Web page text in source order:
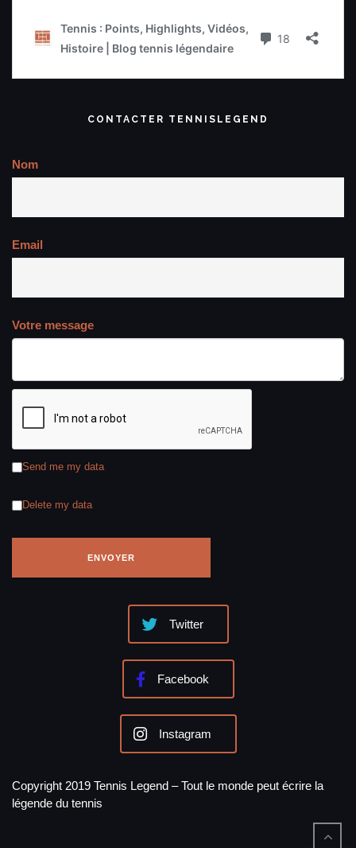
CONTACTER TENNISLEGEND
Nom
Email
Votre message
Send me my data
Delete my data
Twitter
Facebook
Instagram
Copyright 2019 Tennis Legend – Tout le monde peut écrire la
légende du tennis